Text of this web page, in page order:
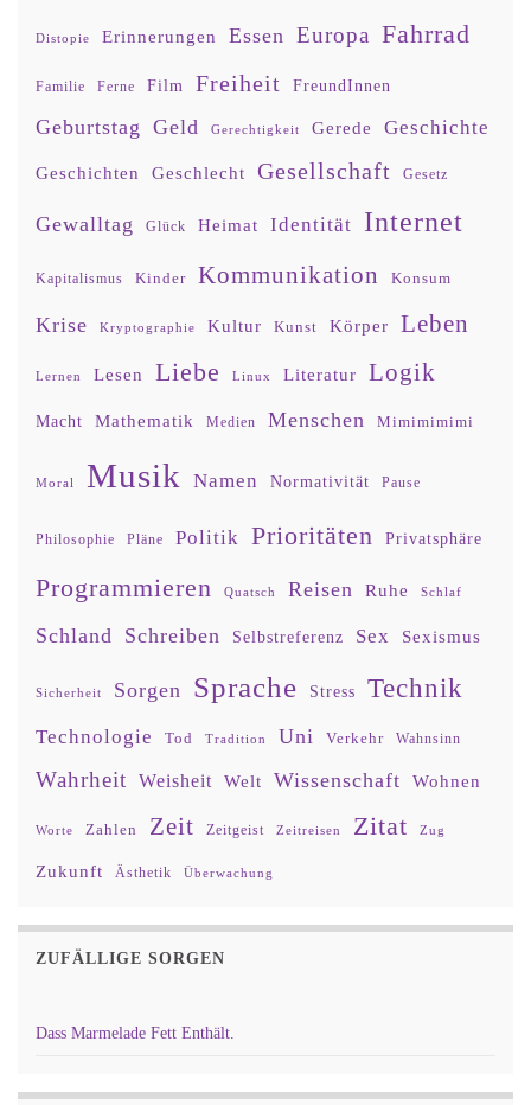
Distopie Erinnerungen Essen Europa Fahrrad
Familie Ferne Film Freiheit FreundInnen
Geburtstag Geld Gerechtigkeit Gerede Geschichte
Geschichten Geschlecht Gesellschaft Gesetz
Gewalltag Glück Heimat Identität Internet
Kapitalismus Kinder Kommunikation Konsum
Krise Kryptographie Kultur Kunst Körper Leben
Lernen Lesen Liebe Linux Literatur Logik
Macht Mathematik Medien Menschen Mimimimimi
Moral Musik Namen Normativität Pause
Philosophie Pläne Politik Prioritäten Privatsphäre
Programmieren Quatsch Reisen Ruhe Schlaf
Schland Schreiben Selbstreferenz Sex Sexismus
Sicherheit Sorgen Sprache Stress Technik
Technologie Tod Tradition Uni Verkehr Wahnsinn
Wahrheit Weisheit Welt Wissenschaft Wohnen
Worte Zahlen Zeit Zeitgeist Zeitreisen Zitat Zug
Zukunft Ästhetik Überwachung
ZUFÄLLIGE SORGEN
Dass Marmelade Fett Enthält.